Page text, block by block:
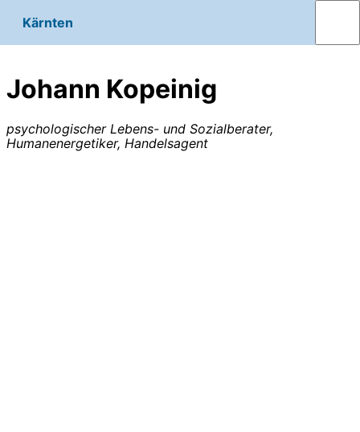
Kärnten
Johann Kopeinig
psychologischer Lebens- und Sozialberater,
Humanenergetiker, Handelsagent